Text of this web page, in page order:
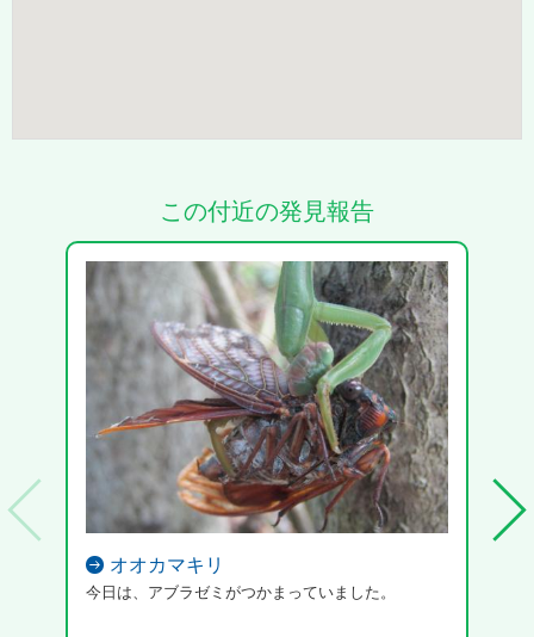
この付近の発見報告
オオカマキリ
今日は、アブラゼミがつかまっていました。